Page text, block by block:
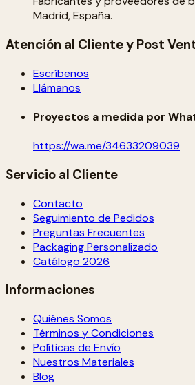
Madrid, España.
Atención al Cliente y Post
Escríbenos
Llámanos
Proyectos a medida por
https://wa.me/34633209039
Servicio al Cliente
Contacto
Seguimiento de Pedidos
Preguntas Frecuentes
Packaging Personalizado
Catálogo 2026
Informaciones
Quiénes Somos
Términos y Condiciones
Políticas de Envío
Nuestros Materiales
Blog